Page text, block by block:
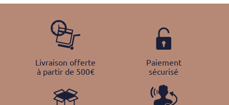
Livraison offerte
à partir de 500€
Paiement
sécurisé